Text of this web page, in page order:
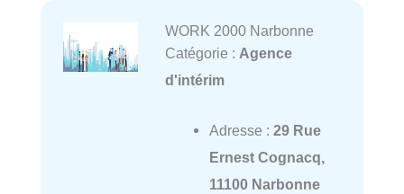
WORK 2000 Narbonne
Catégorie : Agence
d'intérim
Adresse : 29 Rue
Ernest Cognacq,
11100 Narbonne